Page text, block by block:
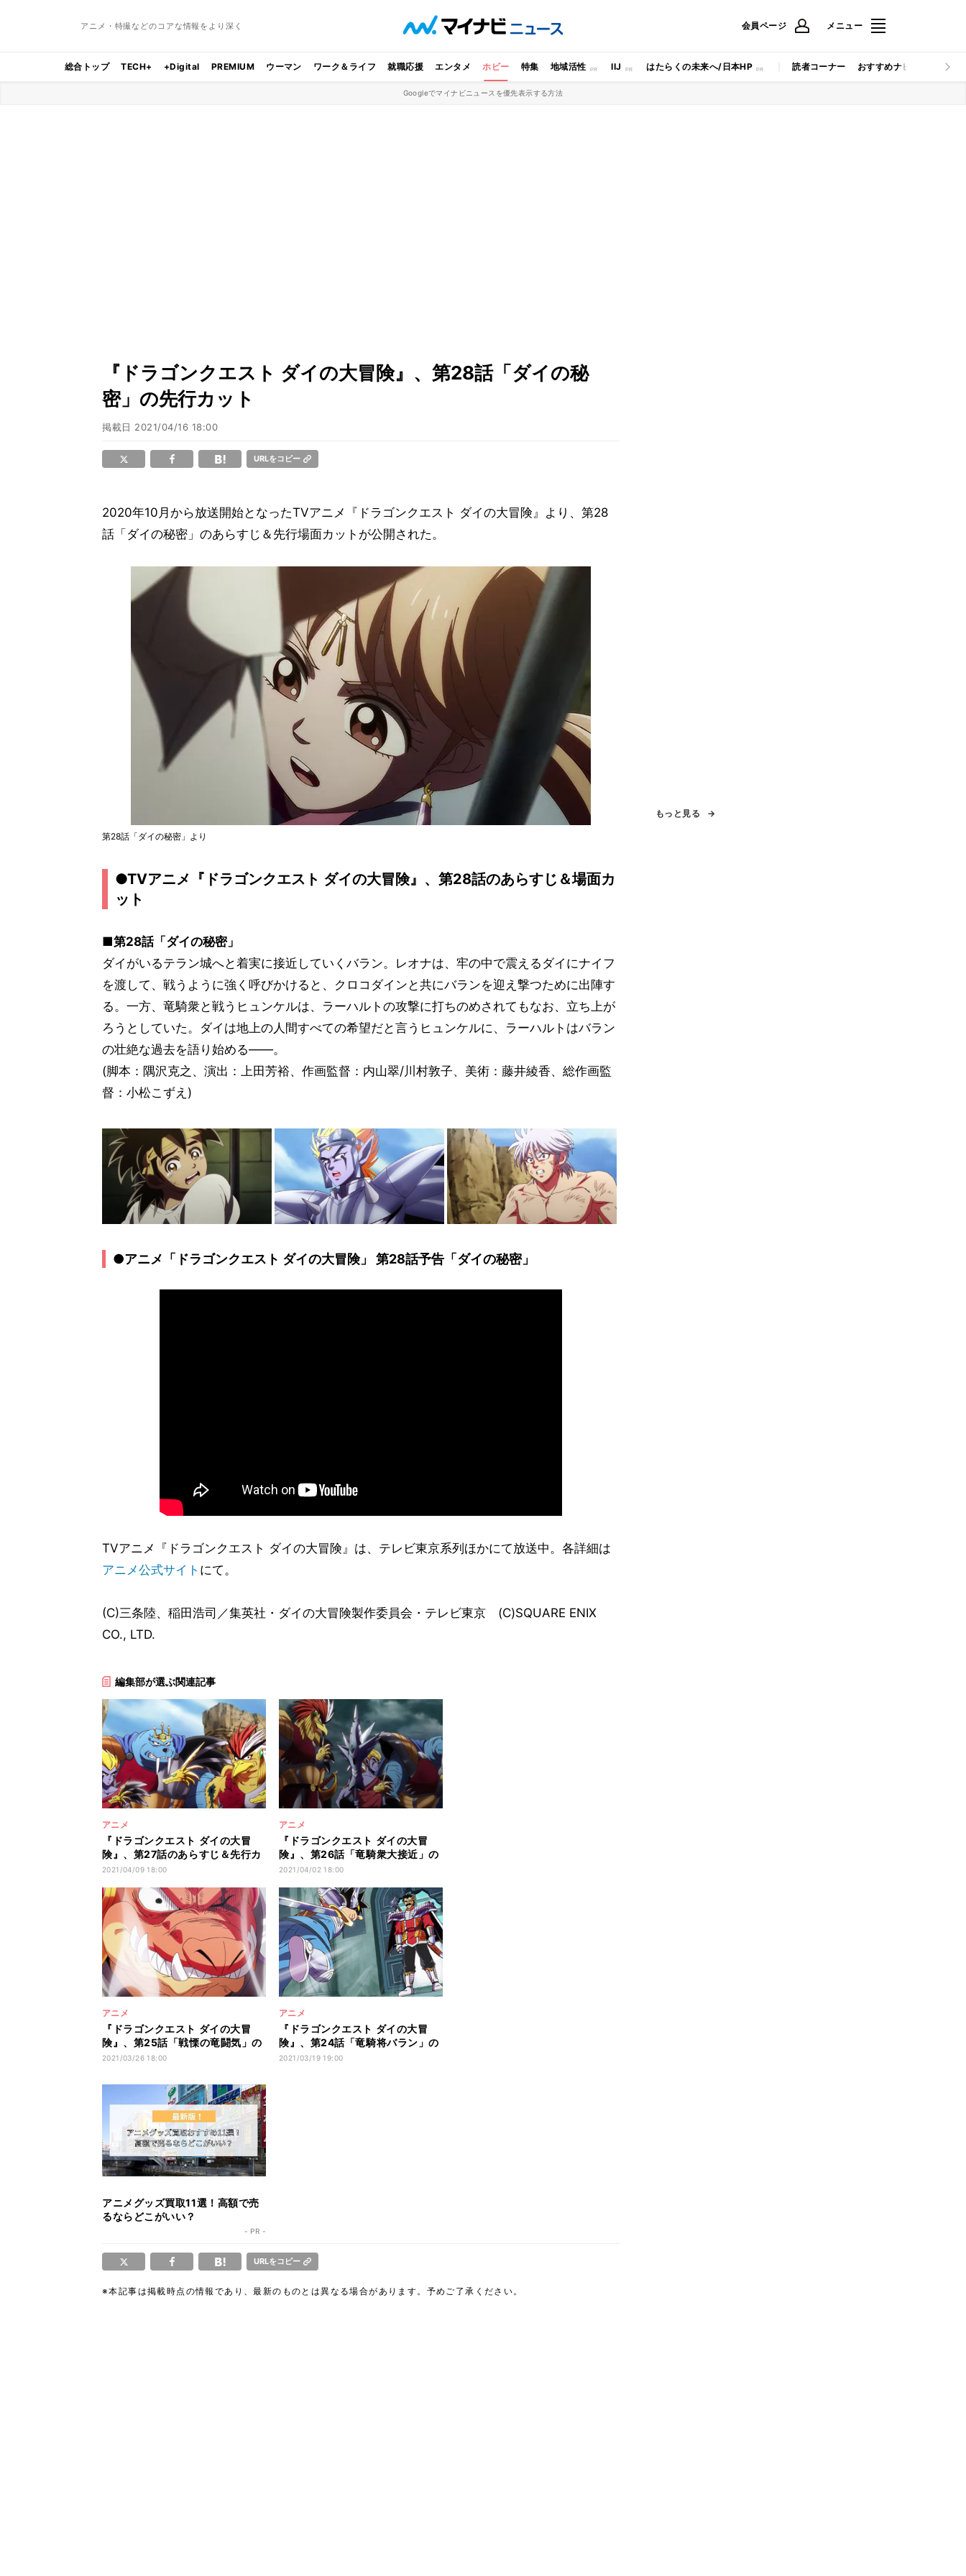
アニメ・特撮などのコアな情報をより深く 会員ページ メニュー
総合トップ TECH+ +Digital PREMIUM ウーマン ワーク＆ライフ 就職応援 エンタメ ホビー 特集 地域活性 IIJ はたらくの未来へ/日本HP 読者コーナー おすすめナビ マイナビ
Googleでマイナビニュースを優先表示する方法
『ドラゴンクエスト ダイの大冒険』、第28話「ダイの秘
密」の先行カット
掲載日 2021/04/16 18:00
URLをコピー
2020年10月から放送開始となったTVアニメ『ドラゴンクエスト ダイの大冒険』より、第28
話「ダイの秘密」のあらすじ＆先行場面カットが公開された。
第28話「ダイの秘密」より
●TVアニメ『ドラゴンクエスト ダイの大冒険』、第28話のあらすじ＆場面カ
ット
■第28話「ダイの秘密」
ダイがいるテラン城へと着実に接近していくバラン。レオナは、牢の中で震えるダイにナイフ
を渡して、戦うように強く呼びかけると、クロコダインと共にバランを迎え撃つために出陣す
る。一方、竜騎衆と戦うヒュンケルは、ラーハルトの攻撃に打ちのめされてもなお、立ち上が
ろうとしていた。ダイは地上の人間すべての希望だと言うヒュンケルに、ラーハルトはバラン
の壮絶な過去を語り始める――。
(脚本：隅沢克之、演出：上田芳裕、作画監督：内山翠/川村敦子、美術：藤井綾香、総作画監
督：小松こずえ)
●アニメ「ドラゴンクエスト ダイの大冒険」 第28話予告「ダイの秘密」
TVアニメ『ドラゴンクエスト ダイの大冒険』は、テレビ東京系列ほかにて放送中。各詳細は
アニメ公式サイト にて。
(C)三条陸、稲田浩司／集英社・ダイの大冒険製作委員会・テレビ東京 (C)SQUARE ENIX
CO., LTD.
編集部が選ぶ関連記事
アニメ
『ドラゴンクエスト ダイの大冒
険』、第27話のあらすじ＆先行カ
ットを公開
2021/04/09 18:00
アニメ
『ドラゴンクエスト ダイの大冒
険』、第26話「竜騎衆大接近」の
先行カット
2021/04/02 18:00
アニメ
『ドラゴンクエスト ダイの大冒
険』、第25話「戦慄の竜闘気」の
先行カット
2021/03/26 18:00
アニメ
『ドラゴンクエスト ダイの大冒
険』、第24話「竜騎将バラン」の
先行カット
2021/03/19 19:00
アニメグッズ買取11選！高額で売
るならどこがいい？
- PR -
URLをコピー
※本記事は掲載時点の情報であり、最新のものとは異なる場合があります。予めご了承ください。
もっと見る